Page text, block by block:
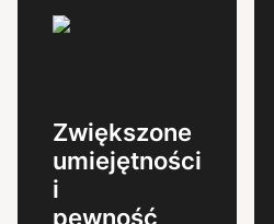
Zwiększone
umiejętności
i
pewność